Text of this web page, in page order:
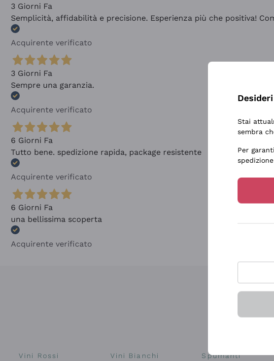
3 Giorni Fa
Semplicità, affidabilità e precisione. Esperienza più che positiva!
Acquirente verificato
3 Giorni Fa
Sempre una garanzia.
Acquirente verificato
6 Giorni Fa
Tutto bene. spedizione rapida, package resistente
Acquirente verificato
6 Giorni Fa
una bellissima scoperta
Acquirente verificato
Vini Rossi Vini Bianchi Spumanti
Stai
sembra
Per